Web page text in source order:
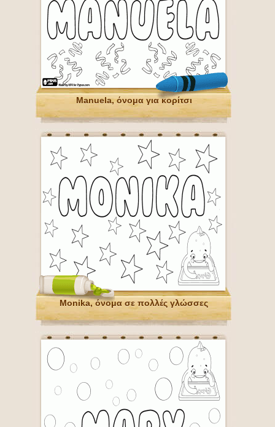
Manuela, όνομα για κορίτσι
Monika, όνομα σε πολλές γλώσσες